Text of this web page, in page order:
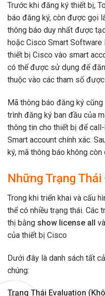
Trước khi đăng ký thiết bị,
báo đăng ký, còn được gọi
thông báo duy nhất được
hoặc Cisco Smart
thiết bị Cisco vào smart
có thể được sử dụng để
thuộc vào các tham số
Mã thông báo đăng ký
trình đăng ký ban đầu của
thông tin cho thiết bị để
Smart account chính xác.
ký, mã thông báo không còn
Những Trạng
Trong khi triển khai và cấu
thể có nhiều trạng thái. Các
thị bằng show license all và
của thiết bị Cisco
Dưới đây là danh sách tất
chúng:
Trạng Thái Evaluation